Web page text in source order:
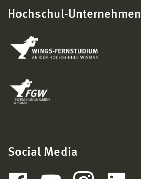
Hochschul-Unternehmen
Social Media